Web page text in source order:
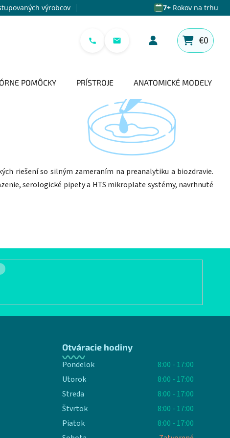
výrobcov 7+Rokov na trhu
NÁKUPNÝ
€0
POMÔCKY PRÍSTROJE ANATOMICKÉ MODELY
riešení so silným zameraním na preanalytiku a biozdravie.
serologické pipety a HTS mikroplate systémy, navrhnuté
Otváracie hodiny
Pondelok
8:00 - 17:00
Utorok
8:00 - 17:00
Streda
8:00 - 17:00
Štvrtok
8:00 - 17:00
Piatok
8:00 - 17:00